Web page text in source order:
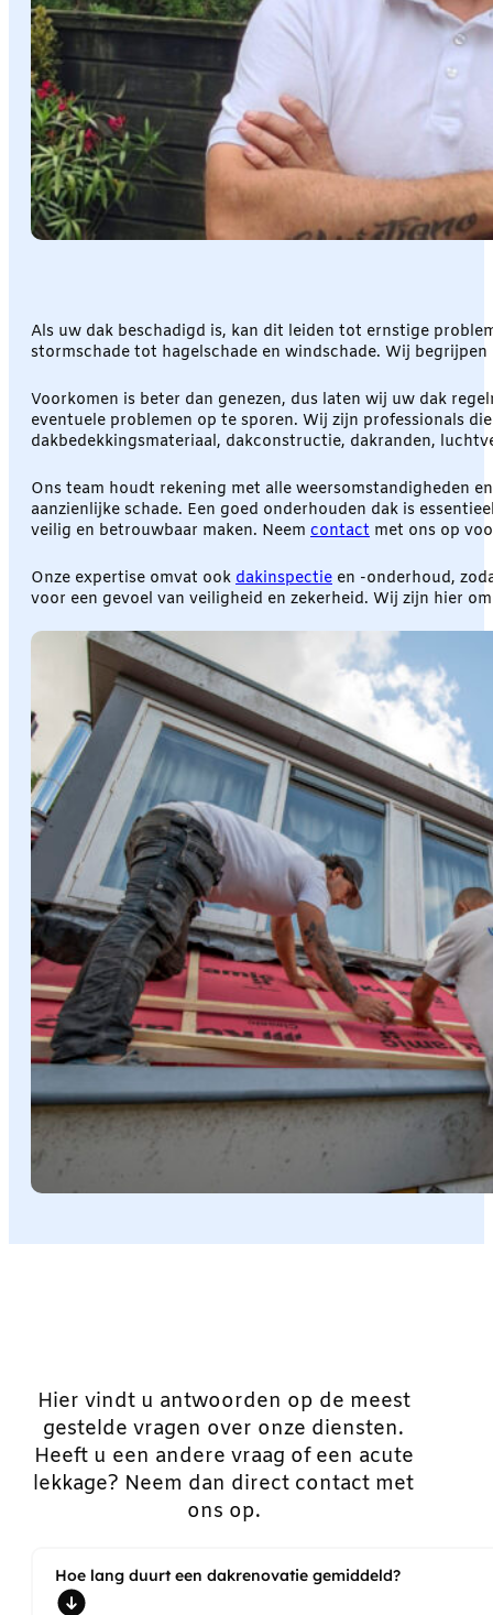
Als uw dak beschadigd is, kan dit leiden tot ernstige
stormschade tot hagelschade en windschade. Wij
Voorkomen is beter dan genezen, dus laten wij uw dak
eventuele problemen op te sporen. Wij zijn professionals
dakbedekkingsmateriaal, dakconstructie, dakranden,
Ons team houdt rekening met alle weersomstandigheden
aanzienlijke schade. Een goed onderhouden dak is
veilig en betrouwbaar maken. Neem contact met ons op
Onze expertise omvat ook dakinspectie en -onderhoud,
voor een gevoel van veiligheid en zekerheid. Wij zijn hier
Hier vindt u antwoorden op de meest
gestelde vragen over onze diensten.
Heeft u een andere vraag of een acute
lekkage? Neem dan direct contact met
ons op.
Hoe lang duurt een dakrenovatie gemiddeld?